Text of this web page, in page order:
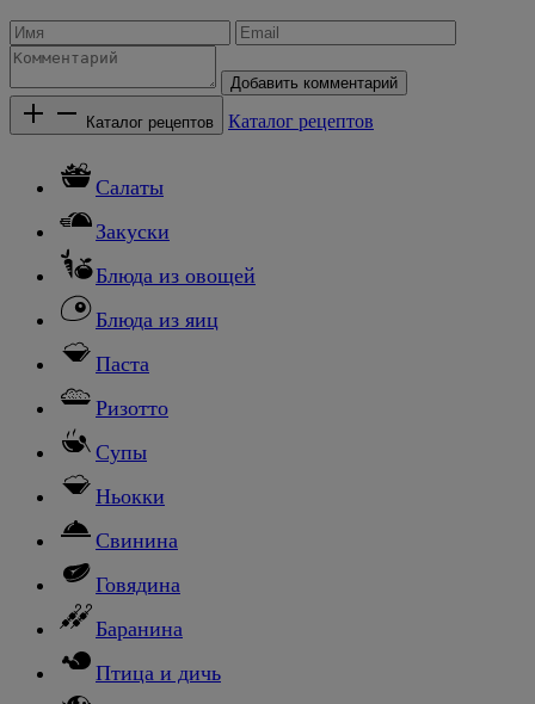
Добавить комментарий
Каталог рецептов Каталог рецептов
Салаты
Закуски
Блюда из овощей
Блюда из яиц
Паста
Ризотто
Супы
Ньокки
Свинина
Говядина
Баранина
Птица и дичь